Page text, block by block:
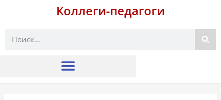
Коллеги-педагоги
Поиск